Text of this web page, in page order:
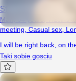
StaszekPas
Man, 64 years,
meeting Casual sex
I will be right back on
Taki sobie gosciu